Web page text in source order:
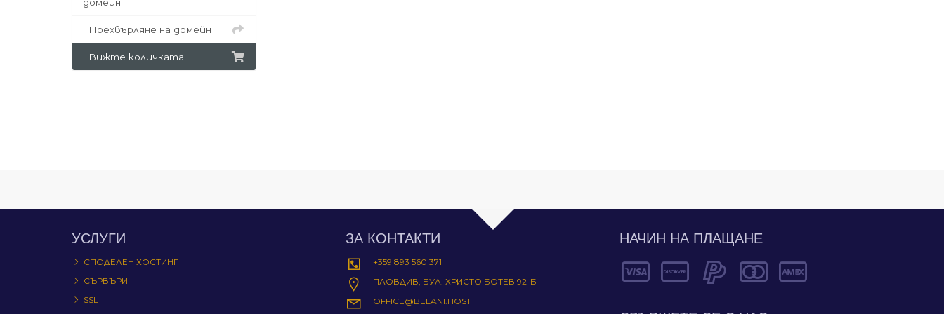
Прехвърляне на домейн
Вижте количката
УСЛУГИ
СПОДЕЛЕН ХОСТИНГ
СЪРВЪРИ
SSL
ЗА КОНТАКТИ
+359 893 560 371
ПЛОВДИВ, БУЛ. ХРИСТО БОТЕВ 92-Б
OFFICE@BELANI.HOST
НАЧИН НА ПЛАЩАНЕ